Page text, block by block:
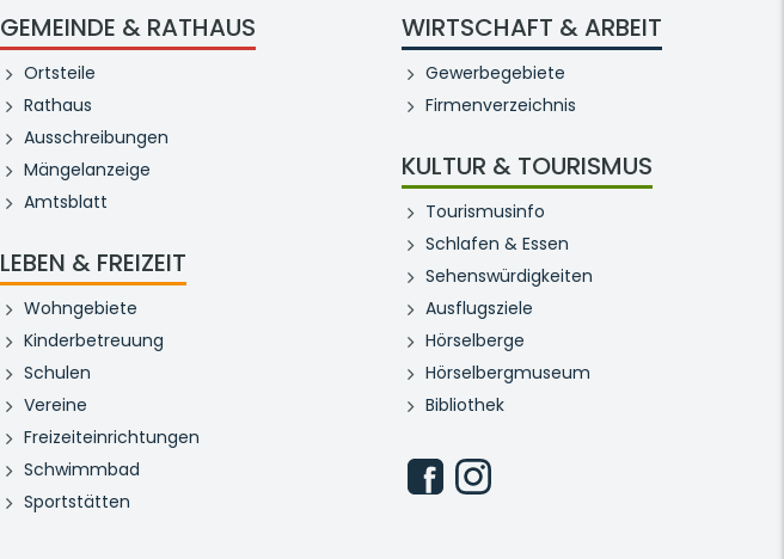
GEMEINDE & RATHAUS
Ortsteile
Rathaus
Ausschreibungen
Mängelanzeige
Amtsblatt
LEBEN & FREIZEIT
Wohngebiete
Kinderbetreuung
Schulen
Vereine
Freizeiteinrichtungen
Schwimmbad
Sportstätten
WIRTSCHAFT & ARBEIT
Gewerbegebiete
Firmenverzeichnis
KULTUR & TOURISMUS
Tourismusinfo
Schlafen & Essen
Sehenswürdigkeiten
Ausflugsziele
Hörselberge
Hörselbergmuseum
Bibliothek